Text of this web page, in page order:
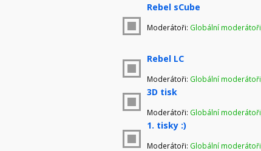
Rebel sCube
Moderátoři: Globální moderátoři
Rebel LC
Moderátoři: Globální moderátoři
3D tisk
Moderátoři: Globální moderátoři
1. tisky :)
Moderátoři: Globální moderátoři